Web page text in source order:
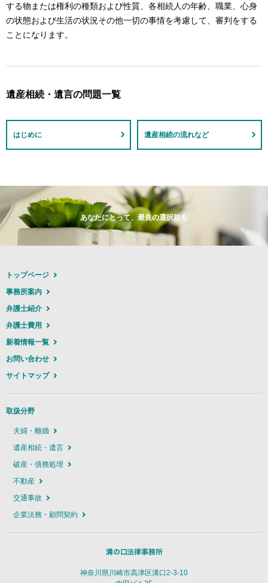
する物または権利の種類および性質、各相続人の年齢、職業、心身
の状態および生活の状況その他一切の事情を考慮して、審判をする
ことになります。
遺産相続・遺言の問題一覧
はじめに 遺産相続の流れなど
あなたにとって、最良の選択肢を
トップページ
事務所案内
弁護士紹介
弁護士費用
新着情報一覧
お問い合わせ
サイトマップ
取扱分野
夫婦・離婚
遺産相続・遺言
破産・債務処理
不動産
交通事故
企業法務・顧問契約
神奈川県川崎市高津区溝口2-3-10